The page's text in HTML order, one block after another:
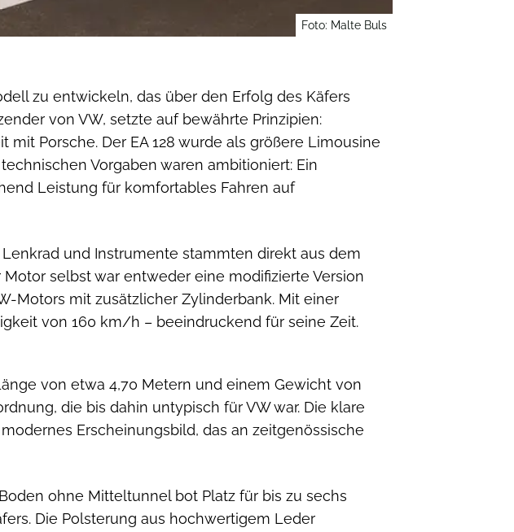
Foto: Malte Buls
zu entwickeln, das über den Erfolg des Käfers
von VW, setzte auf bewährte Prinzipien:
Porsche. Der EA 128 wurde als größere Limousine
Vorgaben waren ambitioniert: Ein
Leistung für komfortables Fahren auf
und Instrumente stammten direkt aus dem
Motor selbst war entweder eine modifizierte Version
Motors mit zusätzlicher Zylinderbank. Mit einer
von 160 km/h – beeindruckend für seine Zeit.
von etwa 4,70 Metern und einem Gewicht von
die bis dahin untypisch für VW war. Die klare
Erscheinungsbild, das an zeitgenössische
ohne Mitteltunnel bot Platz für bis zu sechs
Die Polsterung aus hochwertigem Leder